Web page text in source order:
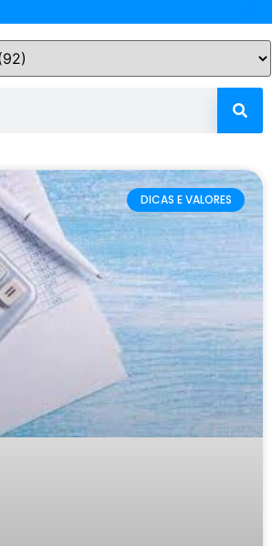
DICAS E VALORES